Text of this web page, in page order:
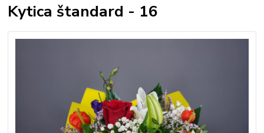
Kytica štandard - 16